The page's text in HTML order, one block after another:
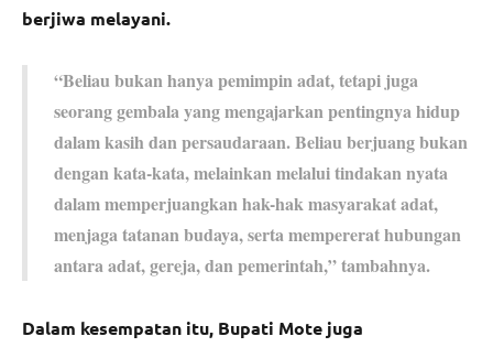
berjiwa melayani.
“Beliau bukan hanya pemimpin adat, tetapi juga
seorang gembala yang mengajarkan pentingnya hidup
dalam kasih dan persaudaraan. Beliau berjuang bukan
dengan kata-kata, melainkan melalui tindakan nyata
dalam memperjuangkan hak-hak masyarakat adat,
menjaga tatanan budaya, serta mempererat hubungan
antara adat, gereja, dan pemerintah,” tambahnya.
Dalam kesempatan itu, Bupati Mote juga